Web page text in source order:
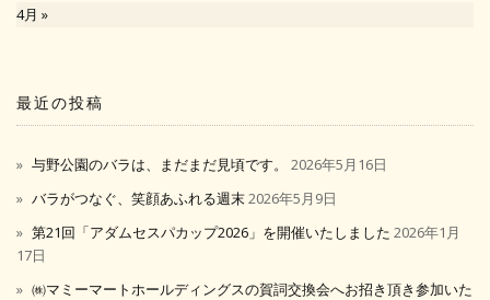
4月 »
最近の投稿
与野公園のバラは、まだまだ見頃です。
2026年5月16日
バラがつなぐ、笑顔あふれる週末2026年5月9日
第21回「アダムセスパカップ2026」を開催いたしました 2026年1月
17日
㈱マミーマートホールディングスの賀詞交換会へお招き頂き参加いた